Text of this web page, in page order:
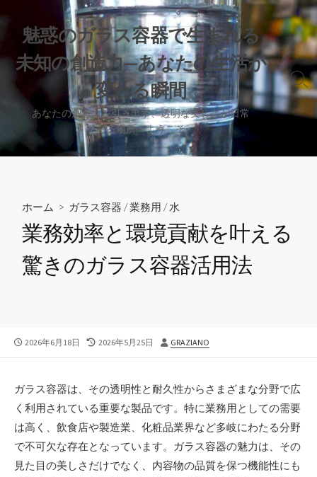
ン
ッ
魅惑のガラス容器で生まれる
未知の創造力—あなたの生活が
変わる瞬間
あなたの創造力を引き出す、透明な美しさが日常
を彩る場所へようこそ。
検
索
切
ホーム > ガラス容器 /業務用 /水
業務効率と環境貢献を叶える
驚きのガラス容器活用法
公
2026年6月18日
最
日
2026年5月25日
投
GRAZIANO
ガラス容器は、その透明性と耐久性からさまざまな分野で広
く利用されている重要な製品です。 特に業務用としての需要
は高く、飲食店や製造業、化粧品業界など多岐にわたる分野
で不可欠な存在となっています。ガラス容器の魅力は、その
見た目の美しさだけでなく、内容物の品質を保つ機能性にも